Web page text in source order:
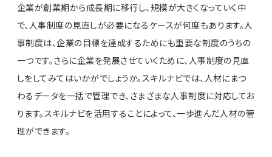
企業が創業期から成長期に移行し、規模が大きくなっていく中
で、人事制度の見直しが必要になるケースが何度もあります。人
事制度は、企業の目標を達成するためにも重要な制度のうちの
一つです。さらに企業を発展させていくために、人事制度の見直
しをしてみてはいかがでしょうか。スキルナビでは、人材にまつ
わるデータを一括で管理でき、さまざまな人事制度に対応してお
ります。スキルナビを活用することによって、一歩進んだ人材の管
理ができます。